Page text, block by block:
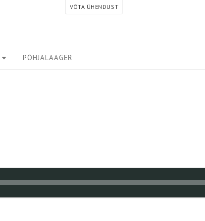
VÕTA ÜHENDUST
PÕHJALAAGER